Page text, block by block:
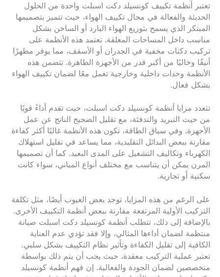
تعتبر أنظمة تكييف كونسيلد دكت اسبلت واحدة من الحلول
الحديثة والفعالة في مجال تكييف الهواء، حيث تتميز بتصميمها
المبتكر الذي يسمح بتوزيع الهواء البارد أو الساخن بشكل
مناسب داخل المساحات المغلقة. تعتمد هذه الأنظمة على
تركيب دكتات مخفية في الجدران أو الأسقف، مما يوفر مظهرًا
أنيقًا وخاليًا من أكبر قدر من الأجهزة الظاهرة. تتضمن هذه
الأنظمة وحدات داخلية وخارجية تعمل معًا لضمان تكييف الهواء
بشكل فعال.
تتعدد مزايا أنظمة كونسيلد دكت اسبلت، حيث تقدم أداءً قويًا
من حيث التبريد والتدفئة، مع تقليل الضجيج الناتج عن عمل
الأجهزة. وفي سياق الطاقة، تكون هذه الأنظمة غالبًا أكثر كفاءة
مقارنة ببعض البدائل التقليدية، مما يساعد في تقليل استهلاك
الكهرباء وتكاليف التشغيل على المدى البعيد. كما أن تصميمها
المرن يمكن أن يتناسب مع مختلف أنواع المباني، سواء كانت
سكنية أو تجارية.
على الرغم من هذه المزايا، توجد بعض العيوب أيضًا، مثل تكلفة
التركيب الأولية المرتفعة مقارنة ببعض أنظمة التكييف الأخرى.
بالإضافة إلى ذلك، تتطلب أنظمة كونسيلد دكت اسبلت صيانة
منتظمة لضمان أداءها المثالي، وإلا فقد تؤدي عدم العناية
الكافية إلى تقليل الكفاءة وتأثير نظام التكييف بشكل سلبي.
تعتبر عملية التركيب معقدة، حيث يجب أن يتم ذلك بواسطة
متخصصين لضمان الجودة والفعالية. إن فهم أنظمة كونسيلد